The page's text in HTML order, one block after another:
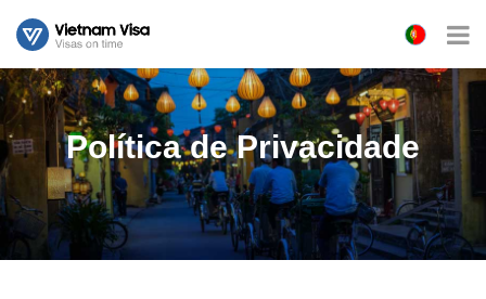
Política de Privacidade